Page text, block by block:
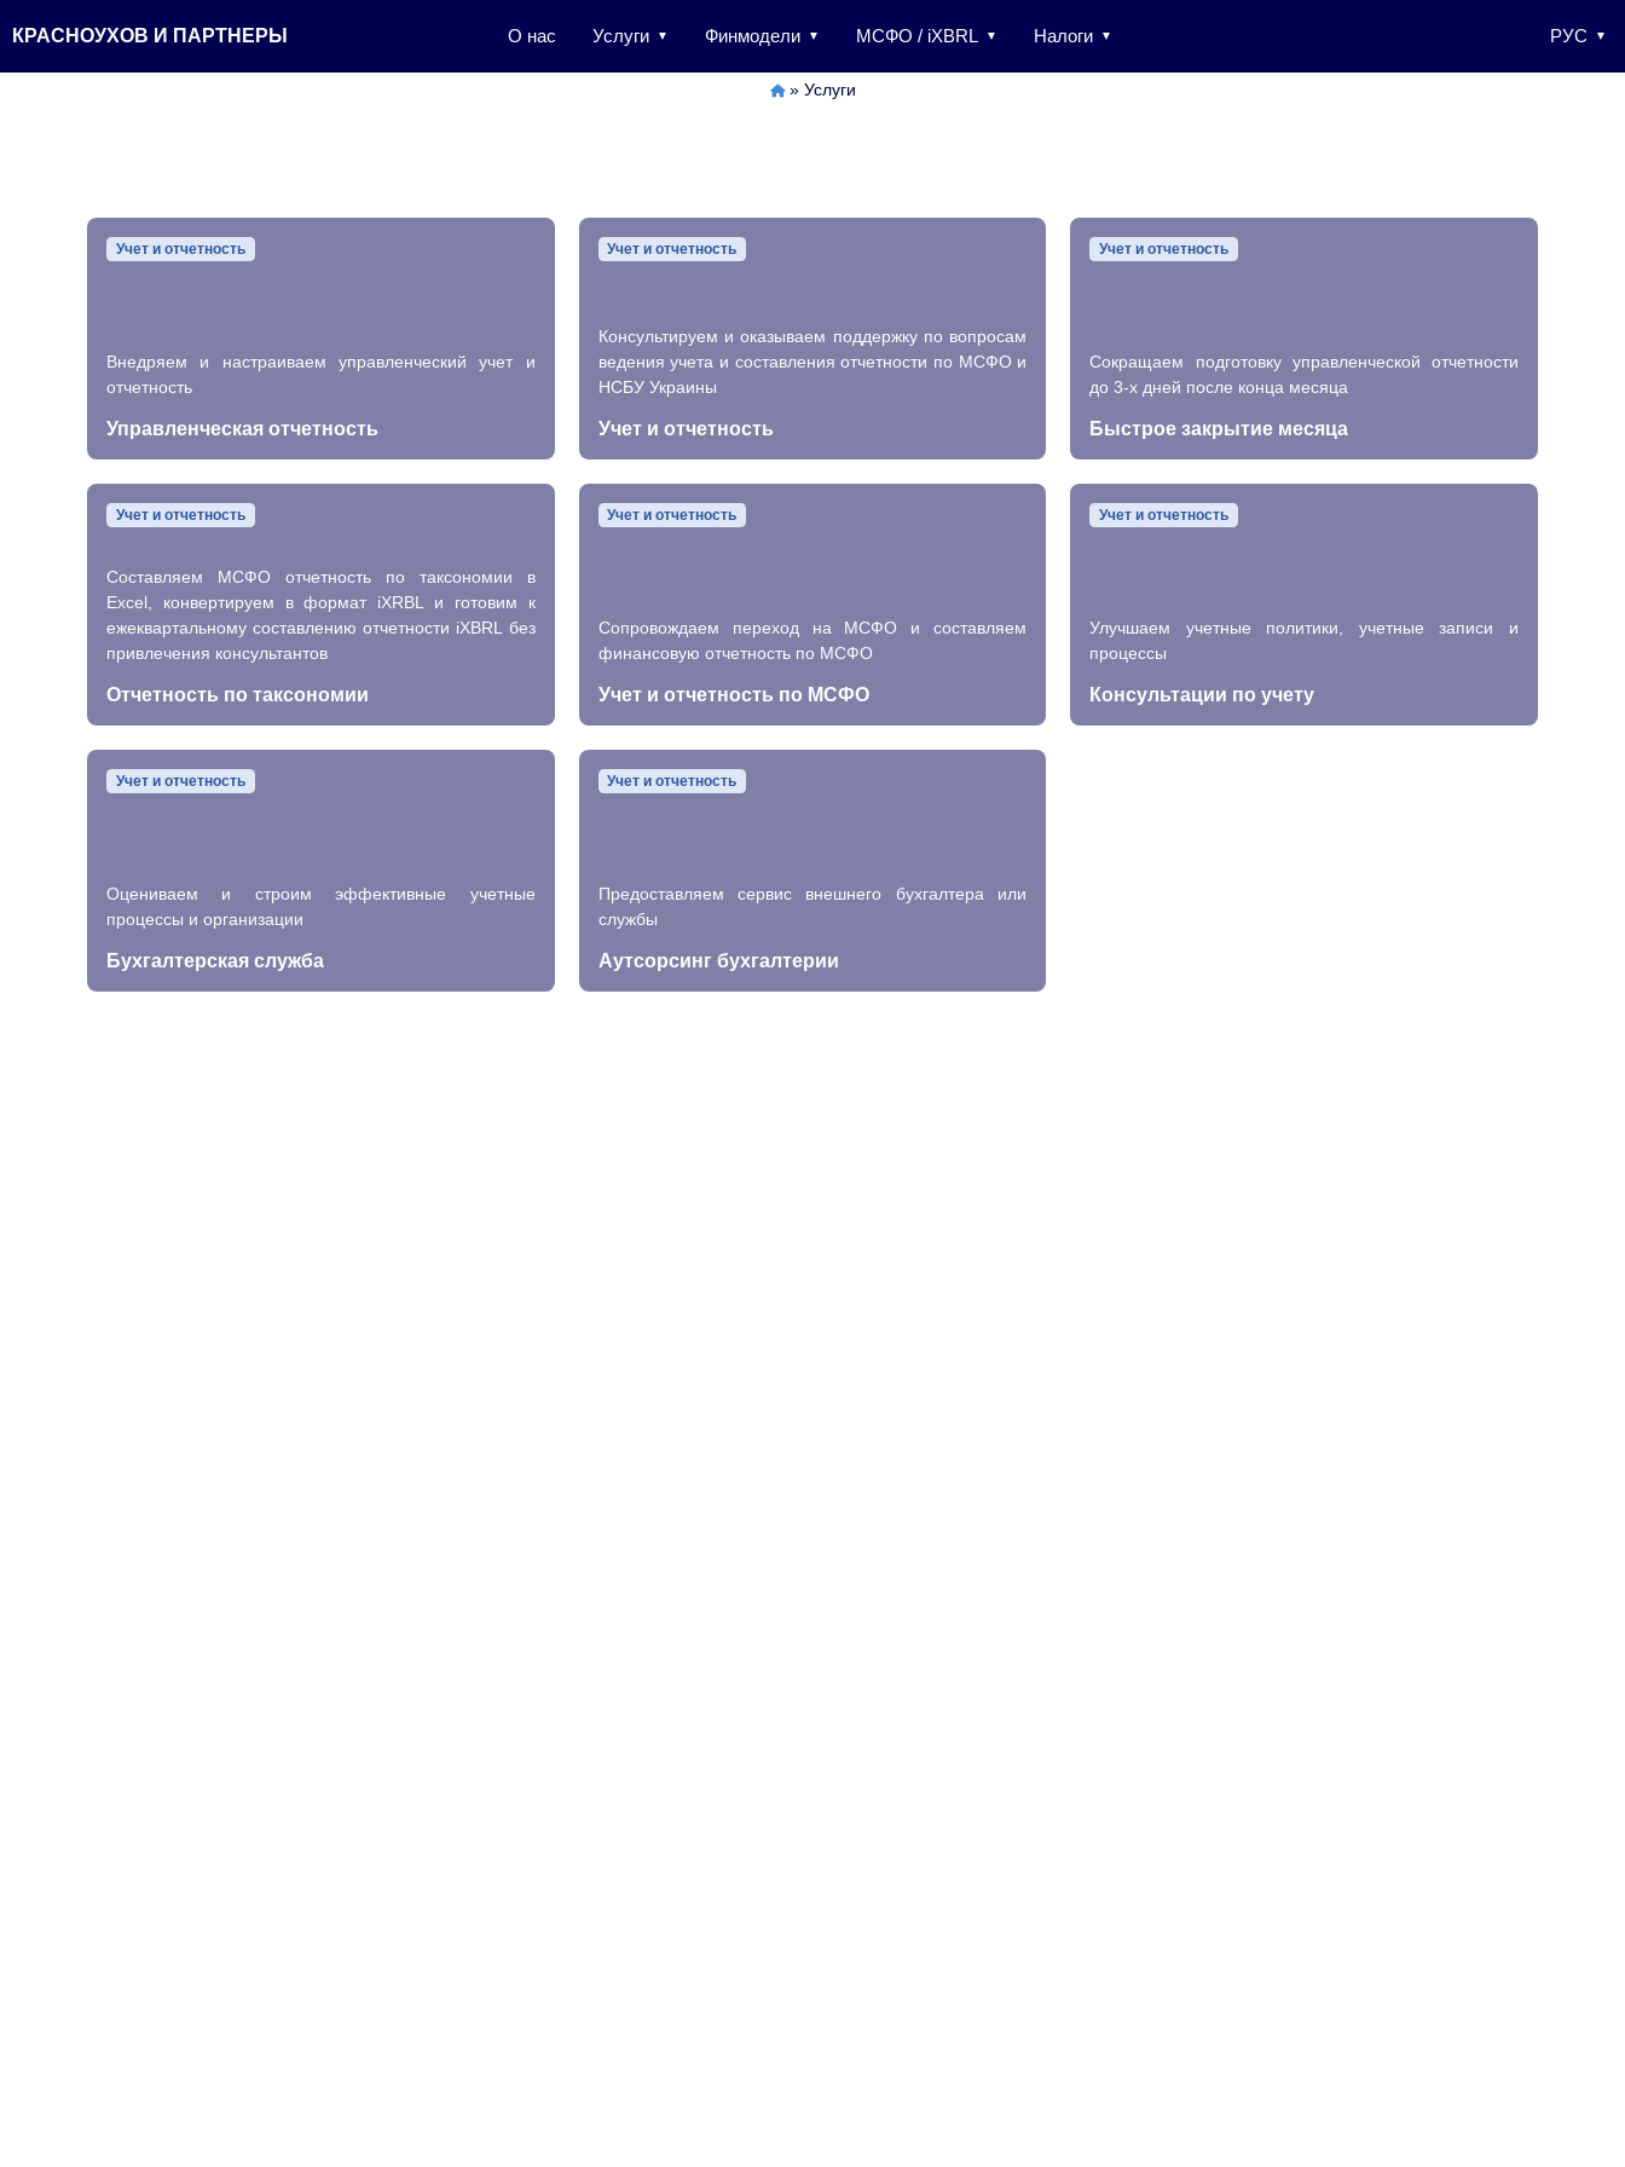
содержимому
КРАСНОУХОВ И ПАРТНЕРЫ О нас Услуги Финмодели МСФО / iXBRL Налоги РУС
» Услуги
Учет и отчетность
Внедряем и настраиваем управленческий учет и
отчетность
Управленческая отчетность
Учет и отчетность
Консультируем и оказываем поддержку по вопросам
ведения учета и составления отчетности по МСФО и
НСБУ Украины
Учет и отчетность
Учет и отчетность
Сокращаем подготовку управленческой отчетности
до 3-х дней после конца месяца
Быстрое закрытие месяца
Учет и отчетность
Cоставляем МСФО отчетность по таксономии в
Excel, конвертируем в формат iXRBL и готовим к
ежеквартальному составлению отчетности iXBRL без
привлечения консультантов
Отчетность по таксономии
Учет и отчетность
Сопровождаем переход на МСФО и составляем
финансовую отчетность по МСФО
Учет и отчетность по МСФО
Учет и отчетность
Улучшаем учетные политики, учетные записи и
процессы
Консультации по учету
Учет и отчетность
Оцениваем и строим эффективные учетные
процессы и организации
Бухгалтерская служба
Учет и отчетность
Предоставляем сервис внешнего бухгалтера или
службы
Аутсорсинг бухгалтерии